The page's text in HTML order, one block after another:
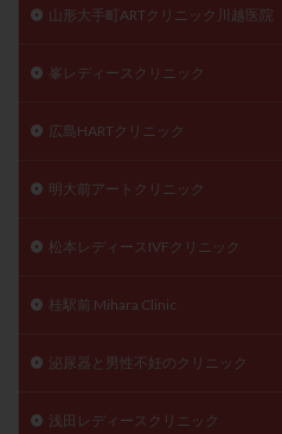
山形大手町ARTクリニック川越医院
峯レディースクリニック
広島HARTクリニック
明大前アートクリニック
松本レディースIVFクリニック
桂駅前 Mihara Clinic
泌尿器と男性不妊のクリニック
浅田レディースクリニック